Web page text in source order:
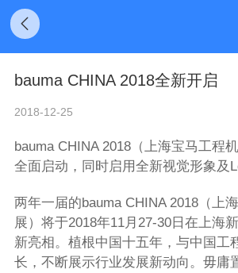
bauma CHINA 2018全新开启
2018-12-25
bauma CHINA 2018（上海宝马工程
全面启动，同时启用全新视觉形象及
两年一届的bauma CHINA 2018（上
展）将于2018年11月27-30日在上海
新亮相。植根中国十五年，与中国工
长，不断展示行业发展新动向。毋庸